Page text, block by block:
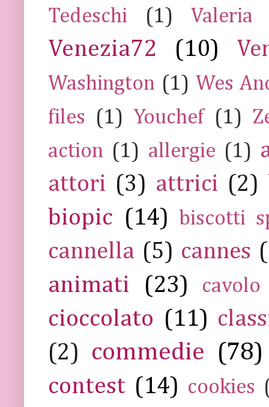
Tedeschi
(1) Valeria
Venezia72 (10)
Washington (1) Wes
files
(1) Youchef (1)
action (1) allergie (1)
attori (3) attrici (2)
biopic (14) biscotti
cannella (5) cannes
animati
(23) cavolo
cioccolato (11)
(2)
commedie (78)
contest (14) cookies